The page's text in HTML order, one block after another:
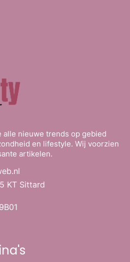
alle nieuwe trends op gebied
en lifestyle. Wij voorzien
artikelen.
KT Sittard